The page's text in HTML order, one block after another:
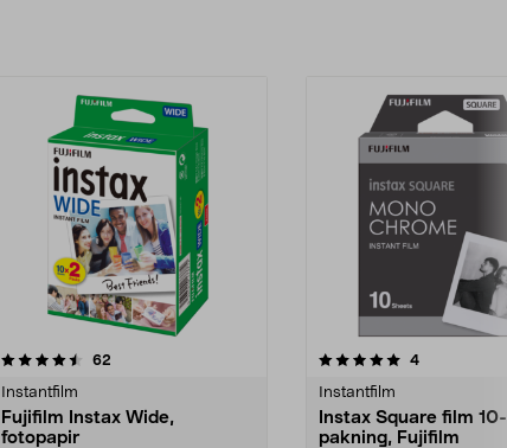
62
Instantfilm
Fujifilm Instax Wide,
fotopapir
5.0av 5 stjerner 4anmeldelser
Instantfilm
Instax Square film 10-
pakning, Fujifilm